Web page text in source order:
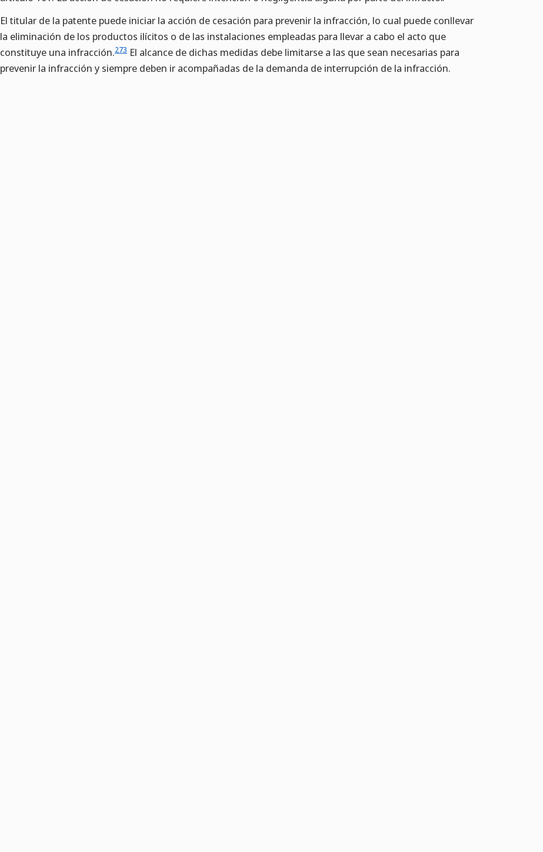
El titular de la patente puede iniciar la acción de cesación para prevenir la infracción, lo cual puede conllevar
la eliminación de los productos ilícitos o de las instalaciones empleadas para llevar a cabo el acto que
constituye una infracción.273 El alcance de dichas medidas debe limitarse a las que sean necesarias para
prevenir la infracción y siempre deben ir acompañadas de la demanda de interrupción de la infracción.